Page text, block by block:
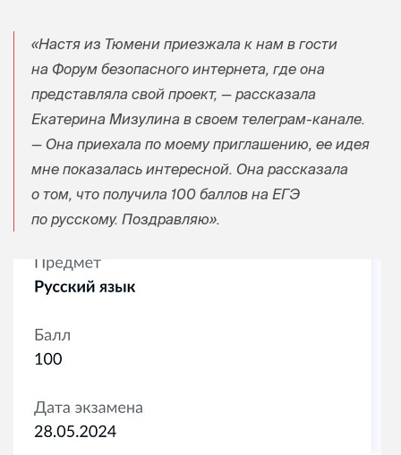
«Настя из Тюмени приезжала к нам в гости
на Форум безопасного интернета, где она
представляла свой проект, — рассказала
Екатерина Мизулина в своем телеграм-канале.
— Она приехала по моему приглашению, ее идея
мне показалась интересной. Она рассказала
о том, что получила 100 баллов на ЕГЭ
по русскому. Поздравляю».